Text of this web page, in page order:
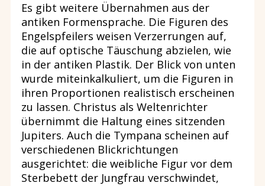
Es gibt weitere Übernahmen aus der
antiken Formensprache. Die Figuren des
Engelspfeilers weisen Verzerrungen auf,
die auf optische Täuschung abzielen, wie
in der antiken Plastik. Der Blick von unten
wurde miteinkalkuliert, um die Figuren in
ihren Proportionen realistisch erscheinen
zu lassen. Christus als Weltenrichter
übernimmt die Haltung eines sitzenden
Jupiters. Auch die Tympana scheinen auf
verschiedenen Blickrichtungen
ausgerichtet: die weibliche Figur vor dem
Sterbebett der Jungfrau verschwindet,